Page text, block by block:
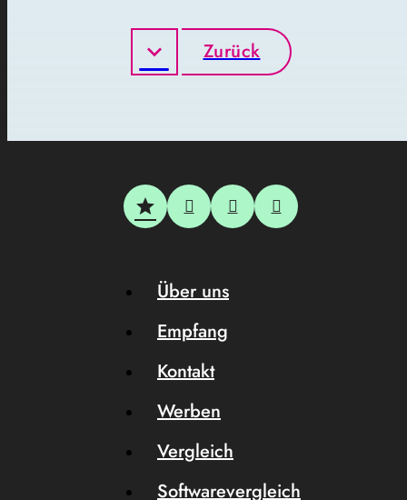
Zurück
Über uns
Empfang
Kontakt
Werben
Vergleich
Softwarevergleich